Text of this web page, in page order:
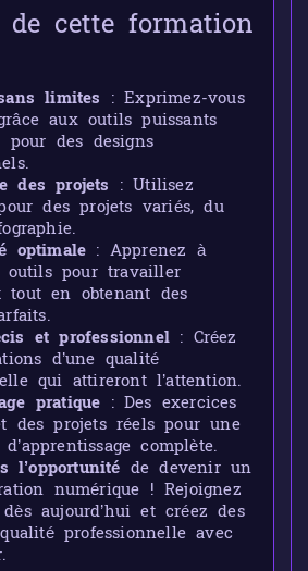
de cette formation
limites : Exprimez-vous
aux outils puissants
pour des designs
des projets : Utilisez
des projets variés, du
optimale : Apprenez à
pour travailler
tout en obtenant des
et professionnel : Créez
d’une qualité
qui attireront l’attention.
pratique : Des exercices
des projets réels pour une
complète.
l’opportunité de devenir un
numérique ! Rejoignez
aujourd’hui et créez des
professionnelle avec